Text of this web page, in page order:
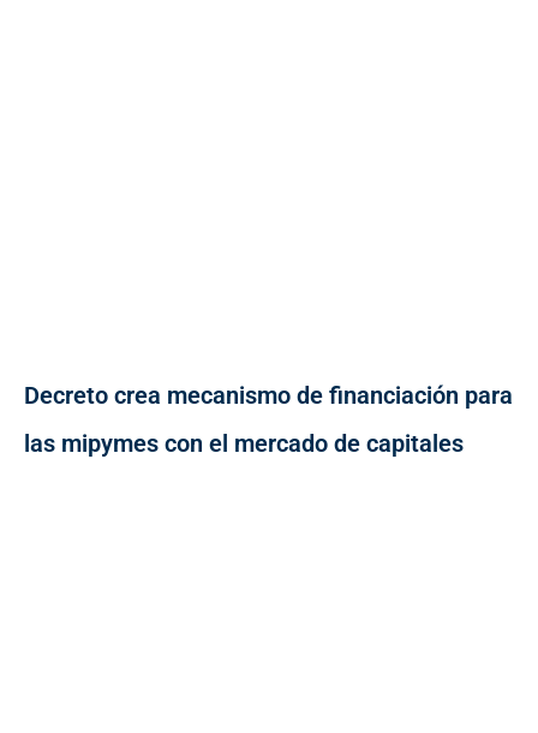
Decreto crea mecanismo de financiación para
las mipymes con el mercado de capitales